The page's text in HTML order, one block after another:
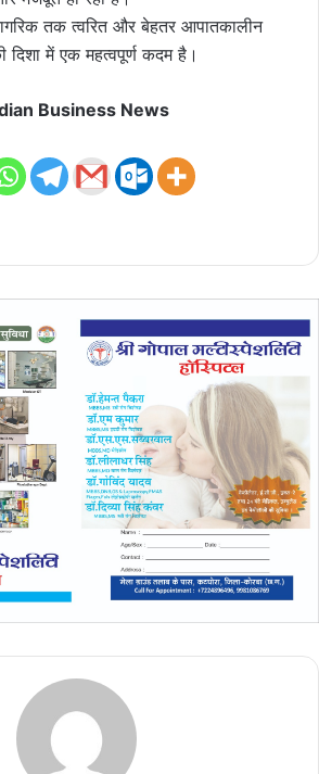
तक त्वरित और बेहतर आपातकालीन
दिशा में एक महत्वपूर्ण कदम है।
Business News